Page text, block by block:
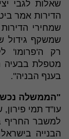
שאלות לגבי
הדירות אמר
רק ה'פרומו'
מטפלת בבעיה
בענף הבניה".
"הממשלה
עו"ד תמי
למשבר החריף
הבנייה